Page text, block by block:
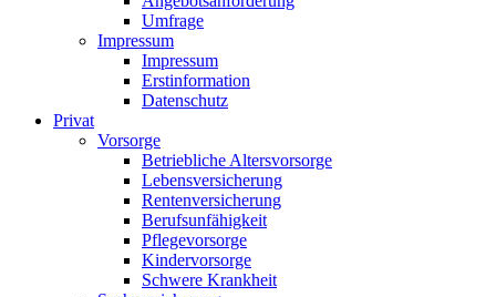
Umfrage
Impressum
Impressum
Erstinformation
Datenschutz
Privat
Vorsorge
Betriebliche Altersvorsorge
Lebensversicherung
Rentenversicherung
Berufsunfähigkeit
Pflegevorsorge
Kindervorsorge
Schwere Krankheit